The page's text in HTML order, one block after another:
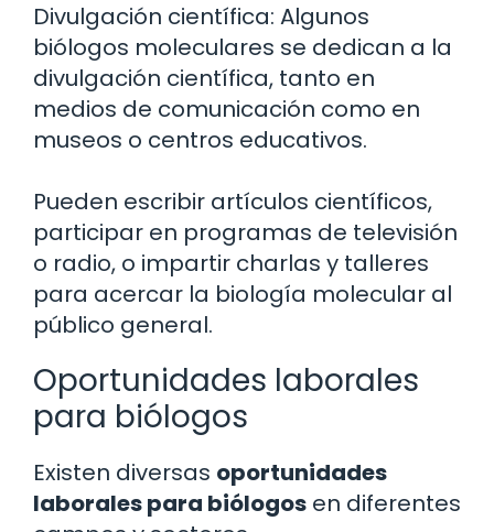
Divulgación científica: Algunos
biólogos moleculares se dedican a la
divulgación científica, tanto en
medios de comunicación como en
museos o centros educativos.
Pueden escribir artículos científicos,
participar en programas de televisión
o radio, o impartir charlas y talleres
para acercar la biología molecular al
público general.
Oportunidades laborales
para biólogos
Existen diversas oportunidades
laborales para biólogos en diferentes